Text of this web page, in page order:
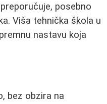
posebno
Viša tehnička škola u
nastavu koja
bez obzira na